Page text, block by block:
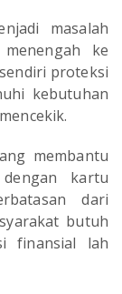
masalah
ke
proteksi
kebutuhan
membantu
kartu
dari
butuh
finansial lah